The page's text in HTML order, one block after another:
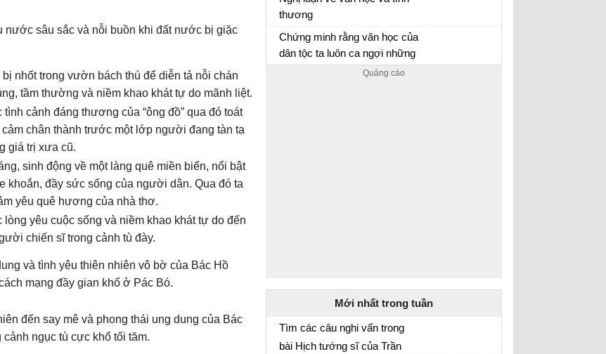
nước sâu sắc và nỗi buồn khi đất nước bị giặc
nhốt trong vườn bách thú để diễn tả nỗi chán
tầm thường và niềm khao khát tự do mãnh liệt.
tình cảnh đáng thương của “ông đồ” qua đó toát
chân thành trước một lớp người đang tàn tạ
giá trị xưa cũ.
sinh động về một làng quê miền biển, nổi bật
khoắn, đầy sức sống của người dân. Qua đó ta
yêu quê hương của nhà thơ.
lòng yêu cuộc sống và niềm khao khát tự do đến
chiến sĩ trong cảnh tù đày.
và tình yêu thiên nhiên vô bờ của Bác Hồ
mạng đầy gian khổ ở Pác Bó.
đến say mê và phong thái ung dung của Bác
cảnh ngục tù cực khổ tối tăm.
kể lại câu chuyện ngày trở về quê hương thăm
thương
Viết một bài văn nghị luận về văn học và tình
thương lớp 8
Chứng minh rằng văn học của
dân tộc ta luôn ca ngợi những
ai biết “thương người như thể
Văn học và tình thương
Mới nhất trong tuần
Tìm các câu nghi vấn trong
bài Hịch tướng sĩ của Trần